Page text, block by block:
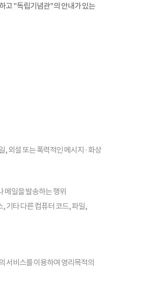
고 "독립기념관"의 안내가 있는
외설 또는 폭력적인 메시지 · 화상
메일을 발송하는 행위
기타 다른 컴퓨터 코드, 파일,
서비스를 이용하여 영리목적의